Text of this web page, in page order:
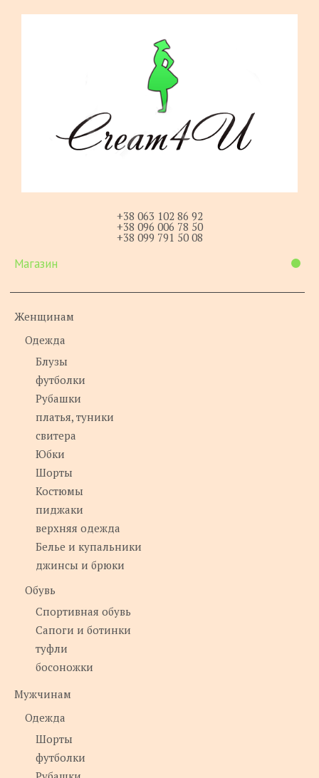
+38 063 102 86 92
+38 096 006 78 50
+38 099 791 50 08
Магазин
Женщинам
Одежда
Блузы
футболки
Рубашки
платья, туники
свитера
Юбки
Шорты
Костюмы
пиджаки
верхняя одежда
Белье и купальники
джинсы и брюки
Обувь
Спортивная обувь
Сапоги и ботинки
туфли
босоножки
Мужчинам
Одежда
Шорты
футболки